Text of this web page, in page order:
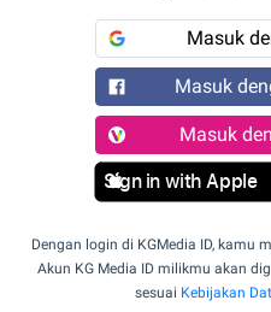
Masuk
Masuk
Masuk
Sign in with Apple
Dengan login di KGMedia ID, kamu
Akun KG Media ID milikmu akan
sesuai Kebijakan